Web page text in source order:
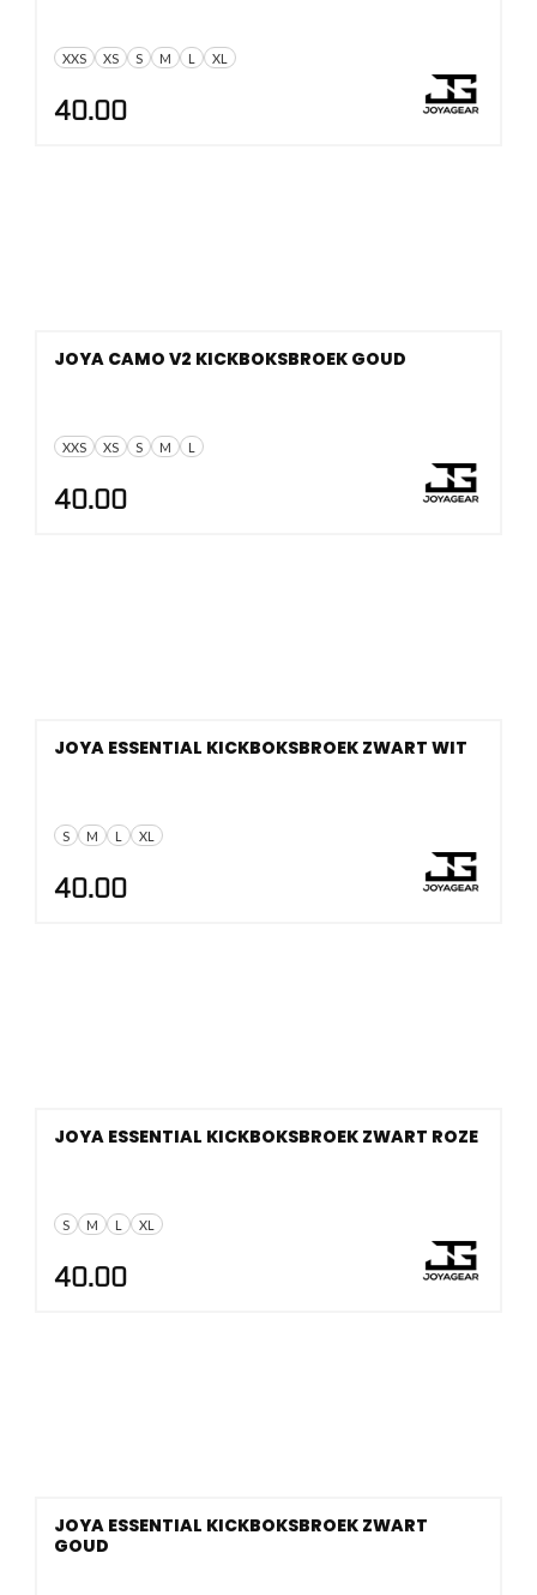
XXS XS S M L XL
40.00
XXS XS S M L
JOYA CAMO V2 KICKBOKSBROEK GOUD
40.00
S M L XL
JOYA ESSENTIAL KICKBOKSBROEK ZWART WIT
40.00
S M L XL
JOYA ESSENTIAL KICKBOKSBROEK ZWART ROZE
40.00
JOYA ESSENTIAL KICKBOKSBROEK ZWART
GOUD